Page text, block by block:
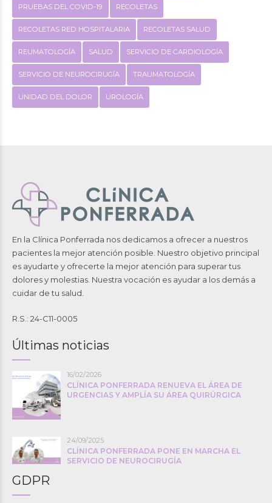
PRUEBAS DEL COVID-19 RECOLETAS
RECOLETAS RED HOSPITALARIA RECOLETAS SALUD
REUMATOLOGÍA SALUD SERVICIO DE CARDIOLOGÍA
SERVICIO DE NEUROCIRUGÍA TRAUMATOLOGÍA
UNIDAD DEL DOLOR UROLOGÍA
En la Clínica Ponferrada nos dedicamos a ofrecer a nuestros
pacientes la mejor atención posible. Nuestro objetivo principal
es ayudarte y ofrecerte la mejor atención para superar tus
dolores y molestias. Nuestra vocación es ayudar a los demás a
cuidar de tu salud.
R.S.: 24-C11-0005
Últimas noticias
16/02/2026
CLÍNICA PONFERRADA RENUEVA EL ÁREA DE
URGENCIAS Y AMPLÍA SU ÁREA QUIRÚRGICA
24/09/2025
CLÍNICA PONFERRADA PONE EN MARCHA EL
SERVICIO DE NEUROCIRUGÍA
GDPR